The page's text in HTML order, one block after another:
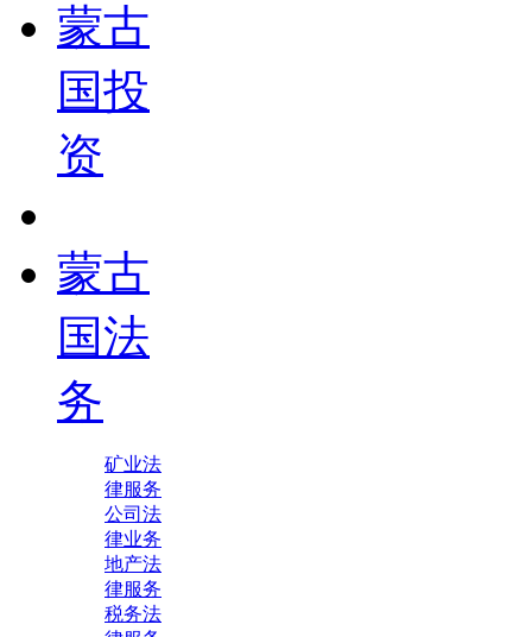
蒙古
国投
资
蒙古
国法
务
矿业法
律服务
公司法
律业务
地产法
律服务
税务法